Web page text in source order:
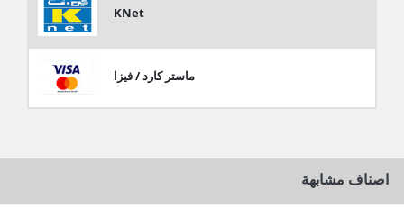
KNet
ماستر كارد / فيزا
اصناف مشابهة